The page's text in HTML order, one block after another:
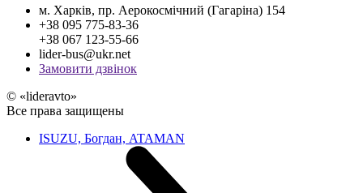
м. Харків, пр. Аерокосмічний (Гагаріна) 154
+38 095 775-83-36
+38 067 123-55-66
lider-bus@ukr.net
Замовити дзвінок
© «lideravto»
Все права защищены
ISUZU, Богдан, ATAMAN